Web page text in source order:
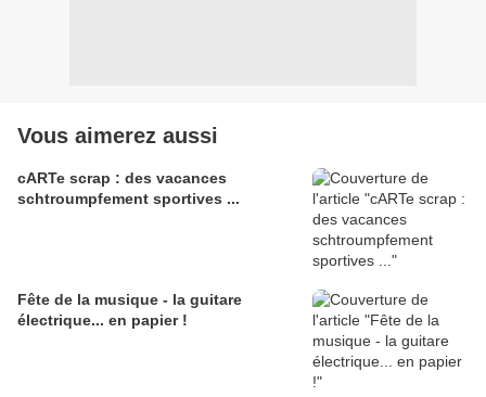
Vous aimerez aussi
cARTe scrap : des vacances
schtroumpfement sportives ...
Fête de la musique - la guitare
électrique... en papier !